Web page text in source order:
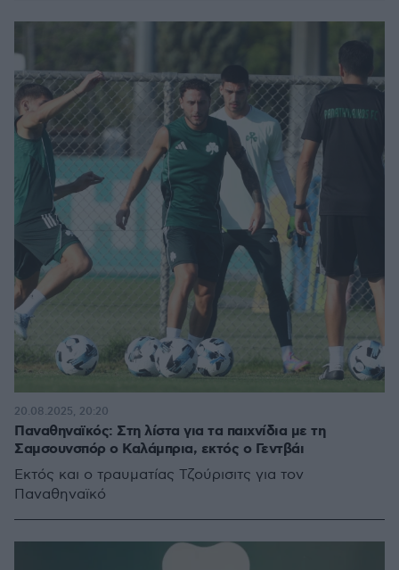
Παναθηναϊκός: Στη λίστα για τα παιχνίδια με τη
Σαμσουνσπόρ ο Καλάμπρια, εκτός ο Γεντβάι
Εκτός και ο τραυματίας Τζούρισιτς για τον
Παναθηναϊκό
20.08.2025, 20:20